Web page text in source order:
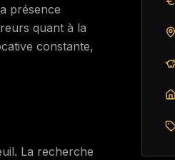
présence
quant à la
constante,
La recherche